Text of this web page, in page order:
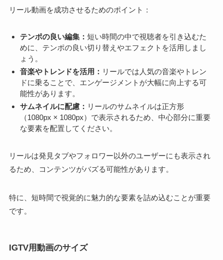
リール動画を成功させるためのポイント：
テンポの良い編集：短い時間の中で視聴者を引き込むた
めに、テンポの良い切り替えやエフェクトを活用しまし
ょう。
音楽やトレンドを活用： リールでは人気の音楽やトレン
ドに乗ることで、エンゲージメントが大幅に向上する可
能性があります。
サムネイルに配慮： リールのサムネイルは正方形
（1080px × 1080px）で表示されるため、中心部分に重要
な要素を配置してください。
リールは発見タブやフォロワー以外のユーザーにも表示され
るため、コンテンツがバズる可能性があります。
特に、短時間で視覚的に魅力的な要素を詰め込むことが重要
です。
IGTV用動画のサイズ